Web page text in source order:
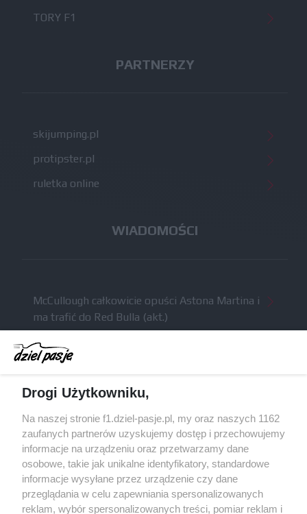
TORY F1
PARTNERZY
skijumping.pl
protipster.pl
ruletka online
WIADOMOŚCI
McCullough całkowicie opuści Astona Martina i
ma trafić do Red Bulla (akt.)
Dochód F1 spadł o 61 procent względem
zeszłego sezonu
algorytmach?
Honda uświadomiła sobie skalę problemów z
silnikiem dopiero w styczniu
Audi planuje wprowadzić jeszcze cztery duże
pakiety poprawek w 2026 roku
Drogi Użytkowniku,
Na naszej stronie f1.dziel-pasje.pl, my oraz naszych 1162
zaufanych partnerów uzyskujemy dostęp i przechowujemy
informacje na urządzeniu oraz przetwarzamy dane
osobowe, takie jak unikalne identyfikatory, standardowe
informacje wysyłane przez urządzenie czy dane
przeglądania w celu zapewniania spersonalizowanych
reklam, wybór spersonalizowanych treści, pomiar reklam i